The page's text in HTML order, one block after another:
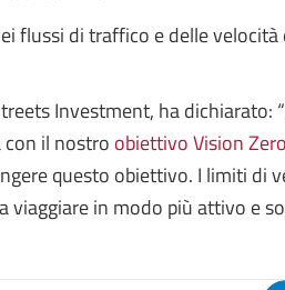
flussi di traffico e delle
Investment, ha
il nostro obiettivo Vision Zero
questo obiettivo. I limiti di
in modo più attivo e